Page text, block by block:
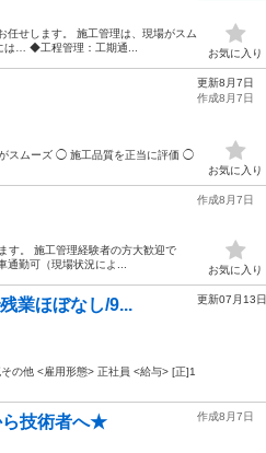
任せします。 施工管理は、現場がスム
は… ◆工程管理：工期通...
お気に入り
スムーズ ◯ 施工品質を正当に評価 ◯
更新8月7日
作成8月7日
お気に入り
す。 施工管理経験者の方大歓迎で
（現場状況によ...
作成8月7日
お気に入り
業ほぼなし/9...
の他 <雇用形態> 正社員 <給与> [正]1
更新07月13日
ら技術者へ★ 作成8月7日